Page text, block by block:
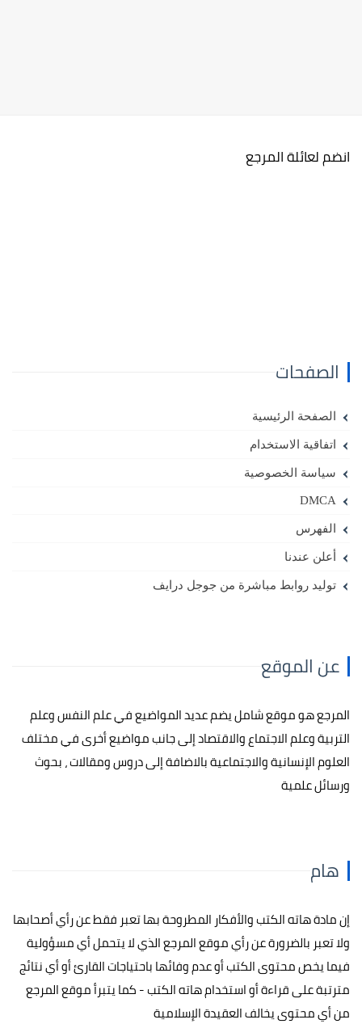
انضم لعائلة المرجع
الصفحات
الصفحة الرئيسية
اتفاقية الاستخدام
سياسة الخصوصية
DMCA
الفهرس
أعلن عندنا
توليد روابط مباشرة من جوجل درايف
عن الموقع
المرجع هو موقع شامل يضم عديد المواضيع في علم النفس وعلم
التربية وعلم الاجتماع والاقتصاد إلى جانب مواضيع أخرى في مختلف
العلوم الإنسانية والاجتماعية بالاضافة إلى دروس ومقالات ، بحوث
ورسائل علمية
هام
إن مادة هاته الكتب والأفكار المطروحة بها تعبر فقط عن رأي أصحابها
ولا تعبر بالضرورة عن رأي موقع المرجع الذي لا يتحمل أي مسؤولية
فيما يخص محتوى الكتب أو عدم وفائها باحتياجات القارئ أو أي نتائج
مترتبة على قراءة أو استخدام هاته الكتب - كما يتبرأ موقع المرجع
من أي محتوى يخالف العقيدة الإسلامية